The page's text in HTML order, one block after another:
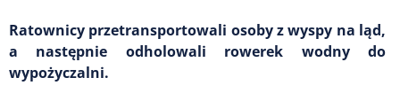
Ratownicy przetransportowali osoby z wyspy na ląd,
a następnie odholowali rowerek wodny do
wypożyczalni.